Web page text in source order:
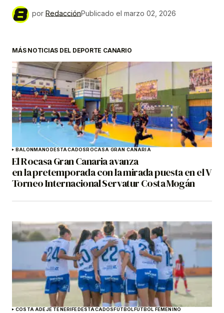
por RedacciónPublicado el marzo 02, 2026
MÁS NOTICIAS DEL DEPORTE CANARIO
BALONMANODESTACADOSROCASA GRAN CANARIA
El Rocasa Gran Canaria avanza
en la pretemporada con la mirada puesta en el V
Torneo Internacional Servatur Costa Mogán
COSTA ADEJE TENERIFEDESTACADOSFÚTBOLFÚTBOL FEMENINO